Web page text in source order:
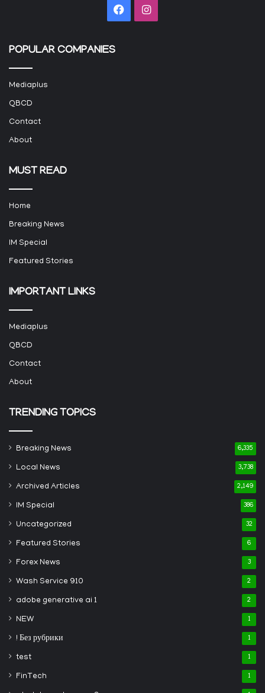
FacebookInstagram
POPULAR COMPANIES
Mediaplus
QBCD
Contact
About
MUST READ
Home
Breaking News
IM Special
Featured Stories
IMPORTANT LINKS
Mediaplus
QBCD
Contact
About
TRENDING TOPICS
Breaking News 6,335
Local News 3,738
Archived Articles 2,149
IM Special 386
Uncategorized 32
Featured Stories 6
Forex News 3
Wash Service 910 2
adobe generative ai 1 2
NEW 1
! Без рубрики 1
test 1
FinTech 1